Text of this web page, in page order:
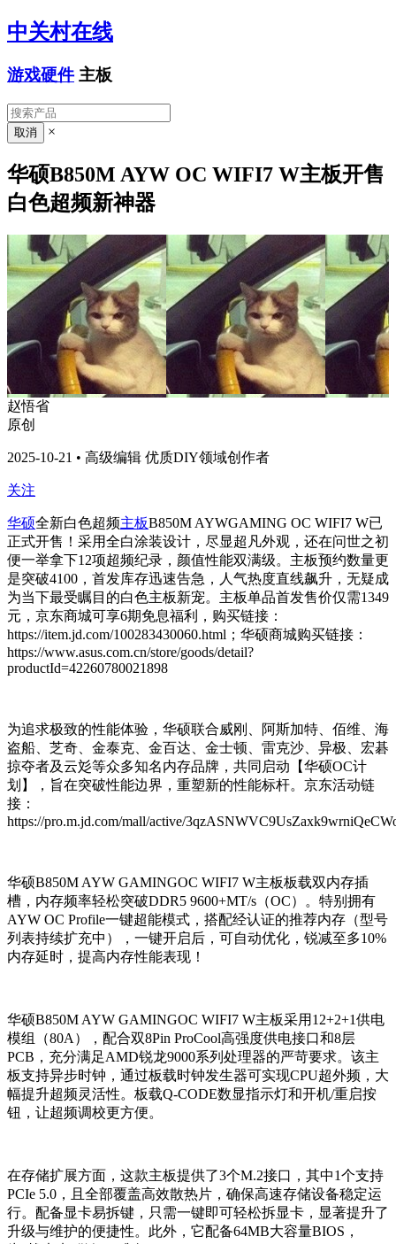
中关村在线
游戏硬件 主板
×
华硕B850M AYW OC WIFI7 W主板开售
白色超频新神器
赵悟省
原创
2025-10-21 • 高级编辑 优质DIY领域创作者
关注
华硕全新白色超频主板B850M AYWGAMING OC WIFI7 W已
正式开售！采用全白涂装设计，尽显超凡外观，还在问世之初
便一举拿下12项超频纪录，颜值性能双满级。主板预约数量更
是突破4100，首发库存迅速告急，人气热度直线飙升，无疑成
为当下最受瞩目的白色主板新宠。主板单品首发售价仅需1349
元，京东商城可享6期免息福利，购买链接：
https://item.jd.com/100283430060.html ； 华硕商城购买链接：
https://www.asus.com.cn/store/goods/detail?
productId=42260780021898
为追求极致的性能体验，华硕联合威刚、阿斯加特、佰维、海
盗船、芝奇、金泰克、金百达、金士顿、雷克沙、异极、宏碁
掠夺者及云彣等众多知名内存品牌，共同启动【华硕OC计
划】，旨在突破性能边界，重塑新的性能标杆。京东活动链
接：
https://pro.m.jd.com/mall/active/
华硕B850M AYW GAMINGOC WIFI7 W主板板载双内存插
槽，内存频率轻松突破DDR5 9600+MT/s（OC）。特别拥有
AYW OC Profile一键超能模式，搭配经认证的推荐内存（型号
列表持续扩充中），一键开启后，可自动优化，锐减至多10%
内存延时 ，提高内存性能表现！
华硕B850M AYW GAMINGOC WIFI7 W主板采用12+2+1供电
模组（80A），配合双8Pin ProCool高强度供电接口和8层
PCB，充分满足AMD锐龙9000系列处理器的严苛要求。该主
板支持异步时钟，通过板载时钟发生器可实现CPU超外频，大
幅提升超频灵活性。板载Q-CODE数显指示灯和开机/重启按
钮，让超频调校更方便。
在存储扩展方面，这款主板提供了3个M.2接口，其中1个支持
PCIe 5.0，且全部覆盖高效散热片，确保高速存储设备稳定运
行。配备显卡易拆键，只需一键即可轻松拆显卡，显著提升了
升级与维护的便捷性。此外，它配备64MB大容量BIOS，